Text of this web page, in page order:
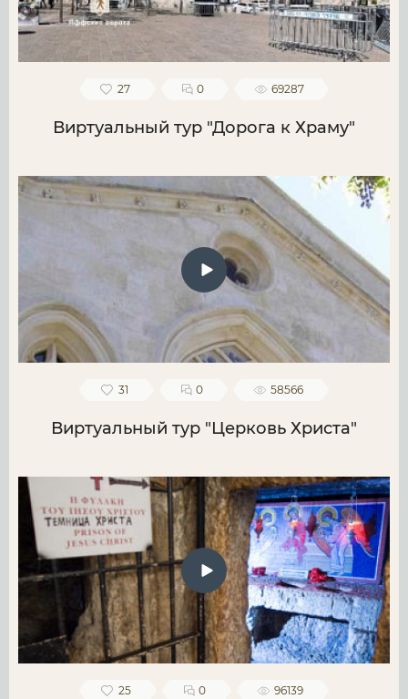
27 0 69287
Виртуальный тур "Дорога к Храму"
31 0 58566
Виртуальный тур "Церковь Христа"
25 0 96139